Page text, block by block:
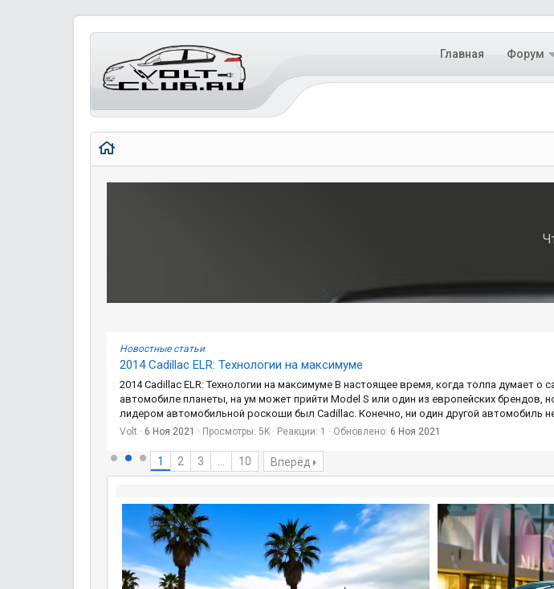
Главная Форум
Новостные статьи
2014 Cadillac ELR: Технологии на максимуме
2014 Cadillac ELR: Технологии на максимуме В настоящее время, когда толпа думает о
автомобиле планеты, на ум может прийти Model S или один из европейских брендов,
лидером автомобильной роскоши был Cadillac. Конечно, ни один другой автомобиль
Volt 6 Ноя 2021 Просмотры: 5K Реакции: 1 Обновлено: 6 Ноя 2021
1 2 3 ... 10 Вперёд